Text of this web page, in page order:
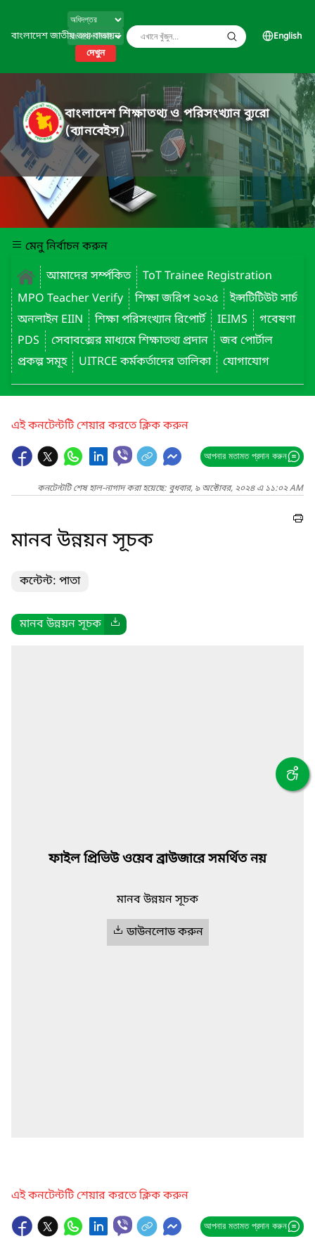
বাংলাদেশ জাতীয় তথ্য বাতায়ন
দেখুন
English
বাংলাদেশ শিক্ষাতথ্য ও পরিসংখ্যান ব্যুরো
(ব্যানবেইস)
মেনু নির্বাচন করুন
আমাদের সর্ম্পকিত
ToT Trainee Registration
MPO Teacher Verify
শিক্ষা জরিপ ২০২৫
ইন্সটিটিউট সার্চ
অনলাইন EIIN
শিক্ষা পরিসংখ্যান রিপোর্ট IEIMS
গবেষণা
PDS
সেবাবক্সের মাধ্যমে শিক্ষাতথ্য প্রদান
জব পোর্টাল
প্রকল্প সমূহ
UITRCE কর্মকর্তাদের তালিকা যোগাযোগ
এই কনটেন্টটি শেয়ার করতে ক্লিক করুন
আপনার মতামত প্রদান করুন
কনটেন্টটি শেষ হাল-নাগাদ করা হয়েছে: বুধবার, ৯ অক্টোবর, ২০২৪ এ ১১:০২ AM
মানব উন্নয়ন সূচক
কন্টেন্ট: পাতা
মানব উন্নয়ন সূচক
ফাইল প্রিভিউ ওয়েব ব্রাউজারে সমর্থিত নয়
মানব উন্নয়ন সূচক
ডাউনলোড করুন
এই কনটেন্টটি শেয়ার করতে ক্লিক করুন
আপনার মতামত প্রদান করুন